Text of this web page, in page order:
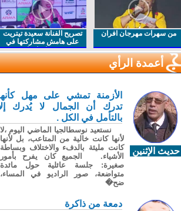
من سهرات مهرجان افران
تصريح الفنانة سعيدة تيتريت
على هامش مشاركتها في
مهرجان افران
أعمدة الرأي
حديث الإثنين
الأزمنة تمشي على مهل كأنها
تدرك أن الجمال لا يُدرك إلا
بالتأمل في الكل .
نستعيد نوسطالجيا الماضي اليوم ،لا
لأنها كانت خالية من المتاعب، بل لأنها
كانت مليئة بالدفء والاختلاف وبساطة
الأشياء. الجميع كان يفرح بأمور
صغيرة: جلسة عائلية حول مائدة
متواضعة، صور الراديو في المساء،
ضح�
دمعة من ذاكرة